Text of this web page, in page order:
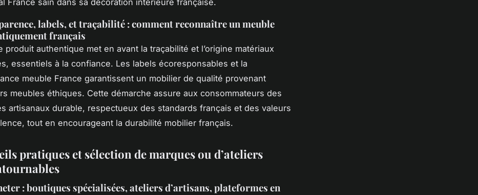
labels, et traçabilité : comment reconnaître un meuble
français
produit authentique met en avant la traçabilité et l’origine matériaux
essentiels à la confiance. Les labels écoresponsables et la
meuble France garantissent un mobilier de qualité provenant
meubles éthiques. Cette démarche assure aux consommateurs des
artisanaux durable, respectueux des standards français et des valeurs
tout en encourageant la durabilité mobilier français.
pratiques et sélection de marques ou d’ateliers
: boutiques spécialisées, ateliers d’artisans, plateformes en